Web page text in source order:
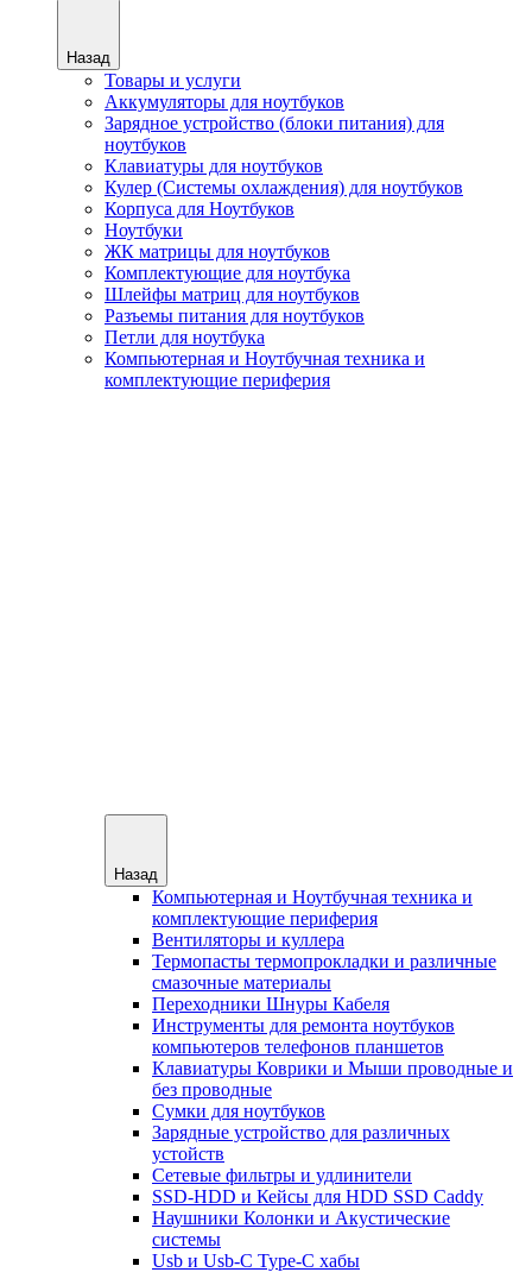
Назад
Товары и услуги
Аккумуляторы для ноутбуков
Зарядное устройство (блоки питания) для
ноутбуков
Клавиатуры для ноутбуков
Кулер (Системы охлаждения) для ноутбуков
Корпуса для Ноутбуков
Ноутбуки
ЖК матрицы для ноутбуков
Комплектующие для ноутбука
Шлейфы матриц для ноутбуков
Разъемы питания для ноутбуков
Петли для ноутбука
Компьютерная и Ноутбучная техника и
комплектующие периферия
Назад
Компьютерная и Ноутбучная техника и
комплектующие периферия
Вентиляторы и куллера
Термопасты термопрокладки и различные
смазочные материалы
Переходники Шнуры Кабеля
Инструменты для ремонта ноутбуков
компьютеров телефонов планшетов
Клавиатуры Коврики и Мыши проводные и
без проводные
Сумки для ноутбуков
Зарядные устройство для различных
устойств
Сетевые фильтры и удлинители
SSD-HDD и Кейсы для HDD SSD Caddy
Наушники Колонки и Акустические
системы
Usb и Usb-C Type-C хабы